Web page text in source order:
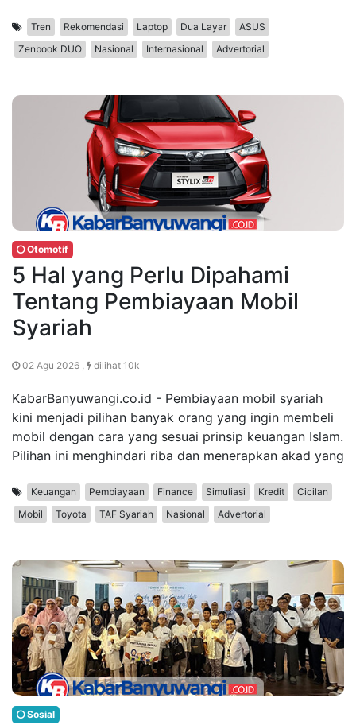
Tren Rekomendasi Laptop Dua Layar
ASUS
Zenbook DUO
Nasional Internasional Advertorial
Otomotif
5 Hal yang Perlu Dipahami
Tentang Pembiayaan Mobil
Syariah
02 Agu 2026 , dilihat 10k
KabarBanyuwangi.co.id - Pembiayaan mobil syariah
kini menjadi pilihan banyak orang yang ingin membeli
mobil dengan cara yang sesuai prinsip keuangan Islam.
Pilihan ini menghindari riba dan menerapkan akad yang
Keuangan Pembiayaan Finance Simuliasi Kredit
Cicilan
Mobil
Toyota TAF Syariah Nasional Advertorial
Sosial